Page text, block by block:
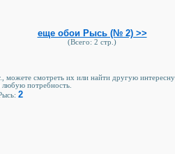
еще обои Рысь (№ 2) >>
(Всего: 2 стр.)
можете смотреть их или найти другую
любую потребность.
2